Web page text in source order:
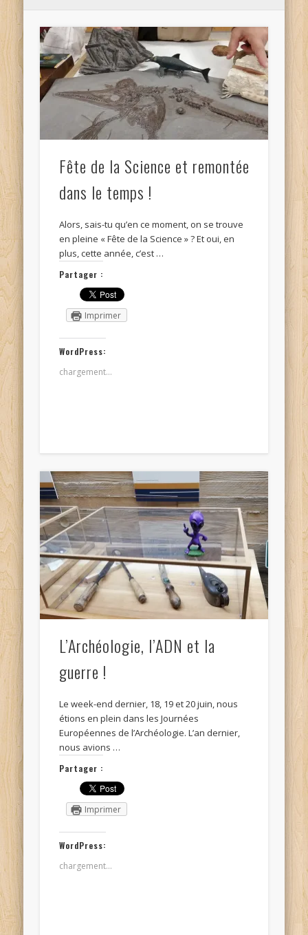
Fête de la Science et remontée
dans le temps !
Alors, sais-tu qu’en ce moment, on se trouve
en pleine « Fête de la Science » ? Et oui, en
plus, cette année, c’est …
Partager :
Imprimer
WordPress:
chargement…
L’Archéologie, l’ADN et la
guerre !
Le week-end dernier, 18, 19 et 20 juin, nous
étions en plein dans les Journées
Européennes de l’Archéologie. L’an dernier,
nous avions …
Partager :
Imprimer
WordPress:
chargement…